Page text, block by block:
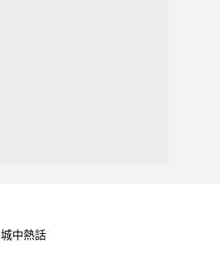
城中熱話